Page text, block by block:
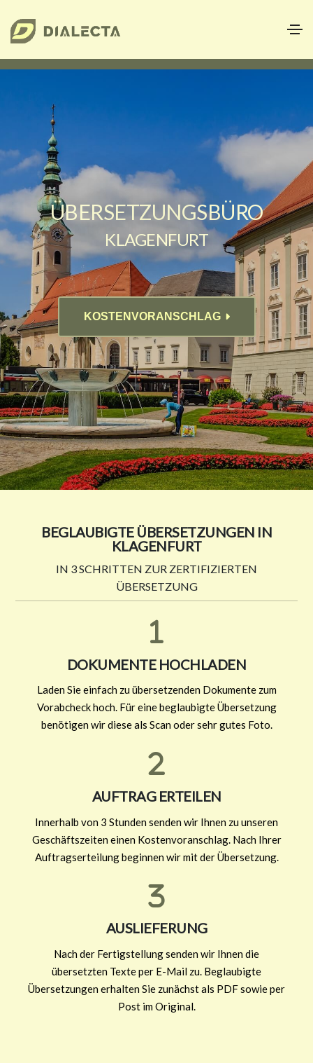
ÜBERSETZUNGSBÜRO
KLAGENFURT
KOSTENVORANSCHLAG
BEGLAUBIGTE ÜBERSETZUNGEN IN
KLAGENFURT
IN 3 SCHRITTEN ZUR ZERTIFIZIERTEN
ÜBERSETZUNG
DOKUMENTE HOCHLADEN
Laden Sie einfach zu übersetzenden Dokumente zum
Vorabcheck hoch. Für einebeglaubigte Übersetzung
benötigen wir diese als Scan oder sehr gutes Foto.
AUFTRAG ERTEILEN
Innerhalb von 3 Stunden senden wir Ihnen zu unseren
Geschäftszeiten einen Kostenvoranschlag. Nach Ihrer
Auftragserteilung beginnen wir mit der Übersetzung.
AUSLIEFERUNG
Nach der Fertigstellung senden wir Ihnen die
übersetzten Texte per E-Mail zu. Beglaubigte
Übersetzungen erhalten Sie zunächst als PDF sowie per
Post im Original.